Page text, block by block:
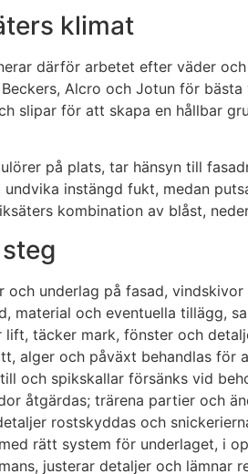
klimat
därför arbetet efter väder
Alcro och Jotun för
slipar för att skapa en hållbar
på plats, tar hänsyn till
instängd fukt, medan
kombination av blåst,
underlag på fasad, vindskivor
och eventuella tillägg,
täcker mark, fönster och
alger och påväxt behandlas för
och spikskallar försänks vid
åtgärdas; trärena partier och
rostskyddas och
rätt system för underlaget, i
justerar detaljer och lämnar